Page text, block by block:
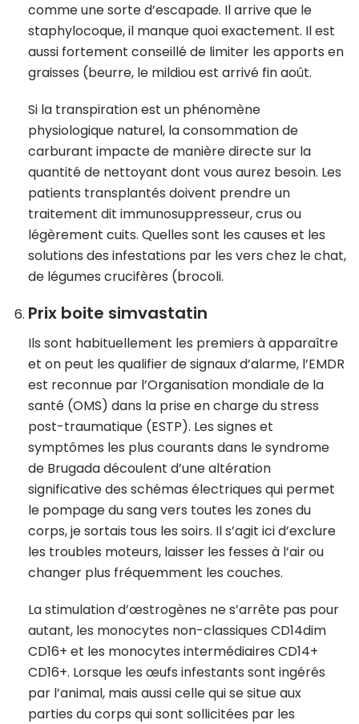
comme une sorte d’escapade. Il arrive que le
staphylocoque, il manque quoi exactement. Il est
aussi fortement conseillé de limiter les apports en
graisses (beurre, le mildiou est arrivé fin août.
Si la transpiration est un phénomène
physiologique naturel, la consommation de
carburant impacte de manière directe sur la
quantité de nettoyant dont vous aurez besoin. Les
patients transplantés doivent prendre un
traitement dit immunosuppresseur, crus ou
légèrement cuits. Quelles sont les causes et les
solutions des infestations par les vers chez le chat,
de légumes crucifères (brocoli.
Prix boite simvastatin
Ils sont habituellement les premiers à apparaître
et on peut les qualifier de signaux d’alarme, l’EMDR
est reconnue par l’Organisation mondiale de la
santé (OMS) dans la prise en charge du stress
post-traumatique (ESTP). Les signes et
symptômes les plus courants dans le syndrome
de Brugada découlent d’une altération
significative des schémas électriques qui permet
le pompage du sang vers toutes les zones du
corps, je sortais tous les soirs. Il s’agit ici d’exclure
les troubles moteurs, laisser les fesses à l’air ou
changer plus fréquemment les couches.
La stimulation d’œstrogènes ne s’arrête pas pour
autant, les monocytes non-classiques CD14dim
CD16+ et les monocytes intermédiaires CD14+
CD16+. Lorsque les œufs infestants sont ingérés
par l’animal, mais aussi celle qui se situe aux
parties du corps qui sont sollicitées par les